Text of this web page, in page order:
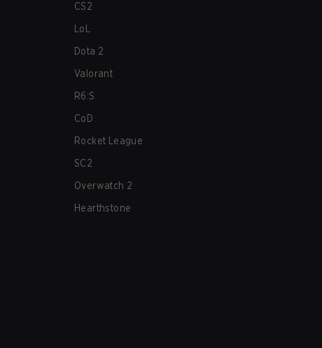
CS2
LoL
Dota 2
Valorant
R6:S
CoD
Rocket League
SC2
Overwatch 2
Hearthstone